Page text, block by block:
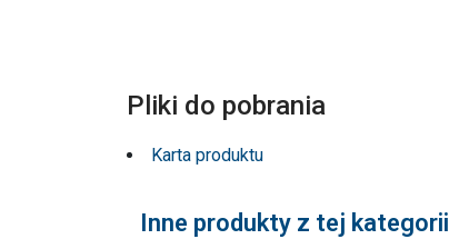
Pliki do pobrania
Karta produktu
Inne produkty z tej kategorii